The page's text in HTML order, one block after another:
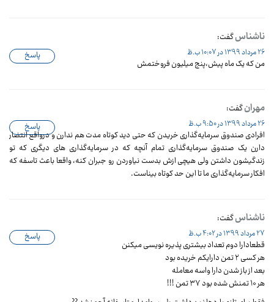
ناشناسگفت:
26 مرداد 1399 در 10:07 ب.ظ
من که یک ماه پیش،پنج میلیون فروختمش
پاسخ
مهرانگفت:
26 مرداد 1399 در 9:50 ب.ظ
افرادی صندوق سرمایه‌گذاری خریدن که حتی دید کوتاه مدت هم ندارن و درواقع انتضار
دارن یک صندوق سرمایه‌گذاری تمام آنچه که در سرمایه‌گذاری های دیگری که تو
زندگیشون داشتن ولی هیچی ازش بدست نیاوردن رو جبران کنه، واقعا باعث تاسفه که
افکار سرمایه‌گذاری ما تا این حد کوتاه بیناست.
پاسخ
ناشناسگفت:
27 مرداد 1399 در 4:02 ب.ظ
قطعادارا دوم تعداد بیشتری پذیره نویسی میکنن
هر کسی ۲ تمن دارایکم خریده بود
بعد از باز شدن دارا واسه معامله
هر ۱۰ تمنش شده بود ۳۷ تمن !!!
پاسخ